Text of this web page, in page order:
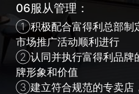
06服从管理：
①积极配合富得利总部制
市场推广活动顺利进行
②认同并执行富得利品牌
牌形象和价值
③建立符合规范的专卖店